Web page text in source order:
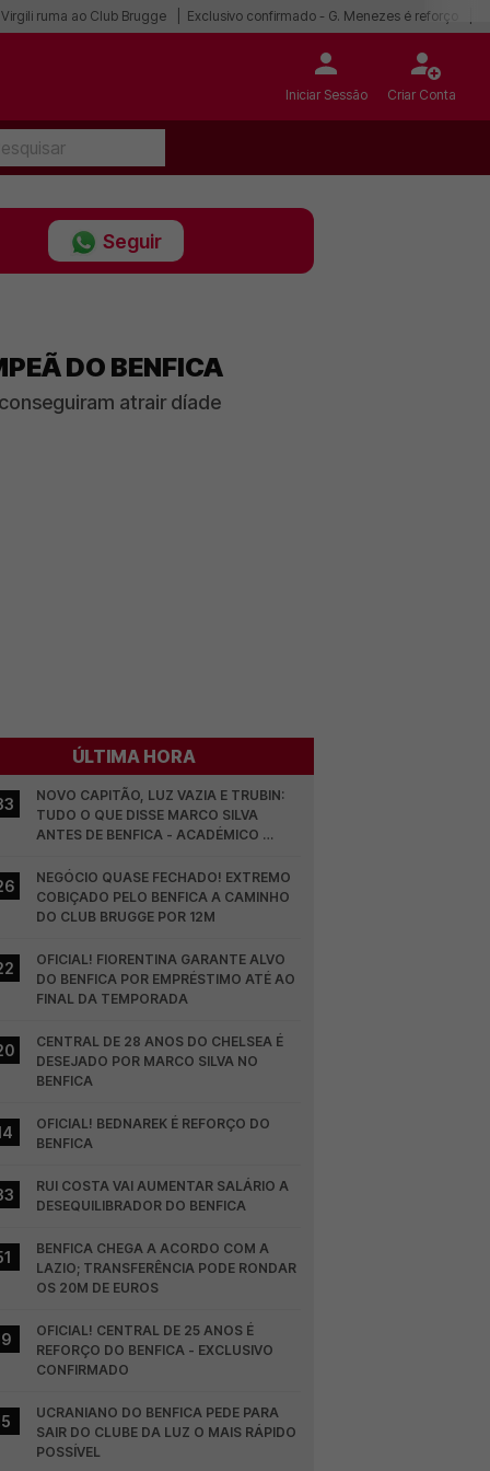
ruma ao Club Brugge Exclusivo confirmado - G. Menezes é reforço
Iniciar Sessão Criar Conta
Seguir
DO BENFICA
atrair díade
ÚLTIMA HORA
NOVO CAPITÃO, LUZ VAZIA E TRUBIN:
TUDO O QUE DISSE MARCO SILVA
ANTES DE BENFICA - ACADÉMICO
NEGÓCIO QUASE FECHADO! EXTREMO
COBIÇADO PELO BENFICA A CAMINHO
DO CLUB BRUGGE POR 12M
OFICIAL! FIORENTINA GARANTE ALVO
DO BENFICA POR EMPRÉSTIMO ATÉ AO
FINAL DA TEMPORADA
CENTRAL DE 28 ANOS DO CHELSEA É
DESEJADO POR MARCO SILVA NO
BENFICA
OFICIAL! BEDNAREK É REFORÇO DO
BENFICA
RUI COSTA VAI AUMENTAR SALÁRIO A
DESEQUILIBRADOR DO BENFICA
BENFICA CHEGA A ACORDO COM A
LAZIO; TRANSFERÊNCIA PODE RONDAR
OS 20M DE EUROS
OFICIAL! CENTRAL DE 25 ANOS É
REFORÇO DO BENFICA - EXCLUSIVO
CONFIRMADO
UCRANIANO DO BENFICA PEDE PARA
SAIR DO CLUBE DA LUZ O MAIS RÁPIDO
POSSÍVEL